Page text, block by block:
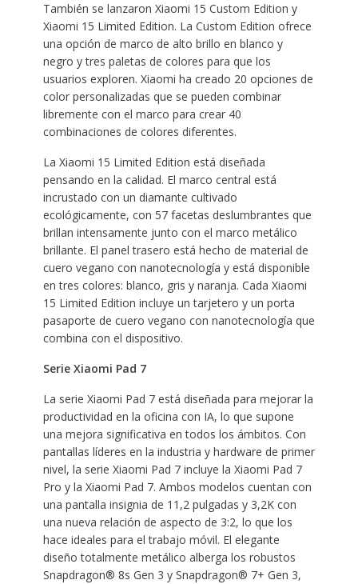
También se lanzaron Xiaomi 15 Custom Edition y
Xiaomi 15 Limited Edition. La Custom Edition ofrece
una opción de marco de alto brillo en blanco y
negro y tres paletas de colores para que los
usuarios exploren. Xiaomi ha creado 20 opciones de
color personalizadas que se pueden combinar
libremente con el marco para crear 40
combinaciones de colores diferentes.
La Xiaomi 15 Limited Edition está diseñada
pensando en la calidad. El marco central está
incrustado con un diamante cultivado
ecológicamente, con 57 facetas deslumbrantes que
brillan intensamente junto con el marco metálico
brillante. El panel trasero está hecho de material de
cuero vegano con nanotecnología y está disponible
en tres colores: blanco, gris y naranja. Cada Xiaomi
15 Limited Edition incluye un tarjetero y un porta
pasaporte de cuero vegano con nanotecnología que
combina con el dispositivo.
Serie Xiaomi Pad 7
La serie Xiaomi Pad 7 está diseñada para mejorar la
productividad en la oficina con IA, lo que supone
una mejora significativa en todos los ámbitos. Con
pantallas líderes en la industria y hardware de primer
nivel, la serie Xiaomi Pad 7 incluye la Xiaomi Pad 7
Pro y la Xiaomi Pad 7. Ambos modelos cuentan con
una pantalla insignia de 11,2 pulgadas y 3,2K con
una nueva relación de aspecto de 3:2, lo que los
hace ideales para el trabajo móvil. El elegante
diseño totalmente metálico alberga los robustos
Snapdragon® 8s Gen 3 y Snapdragon® 7+ Gen 3,